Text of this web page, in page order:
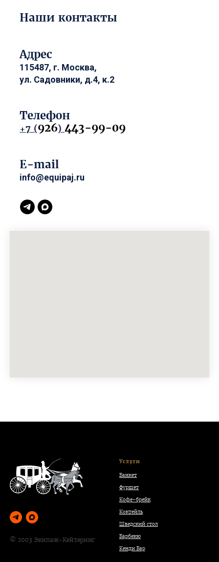
Наши контакты
Адрес
115487, г. Москва,
ул. Садовники, д.4, к.2
Телефон
+7 (926) 443-99-09
E-mail
info@equipaj.ru
© 2003 Экипаж-Кейтеринг
Услуги
Банкет
Фуршет
Кофе-брейк
Коктейль
Шведский стол
Барбекю
Кенди Бар